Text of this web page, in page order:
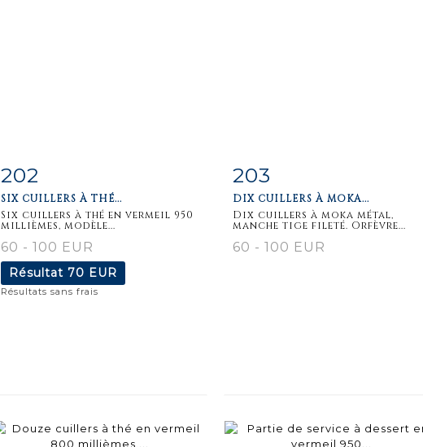
Fiche
202
SIX CUILLERS À THÉ...
Six cuillers à thé en vermeil 950
millièmes, modèle...
60 - 100 EUR
Résultat 70 EUR
Résultats sans frais
Fiche
203
DIX CUILLERS À MOKA...
Dix cuillers à moka métal,
manche tige fileté. Orfèvre...
60 - 100 EUR